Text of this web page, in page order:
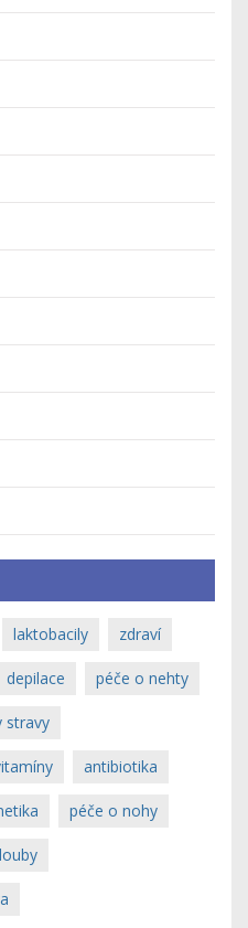
laktobacily zdraví
depilace péče o nehty
stravy
antibiotika
péče o nohy